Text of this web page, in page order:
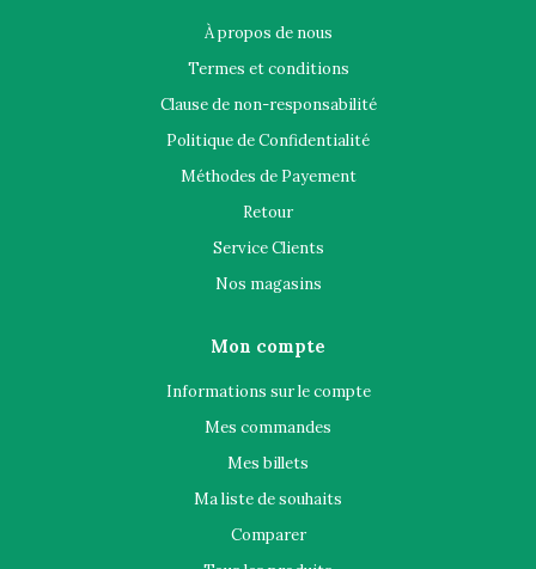
À propos de nous
Termes et conditions
Clause de non-responsabilité
Politique de Confidentialité
Méthodes de Payement
Retour
Service Clients
Nos magasins
Mon compte
Informations sur le compte
Mes commandes
Mes billets
Ma liste de souhaits
Comparer